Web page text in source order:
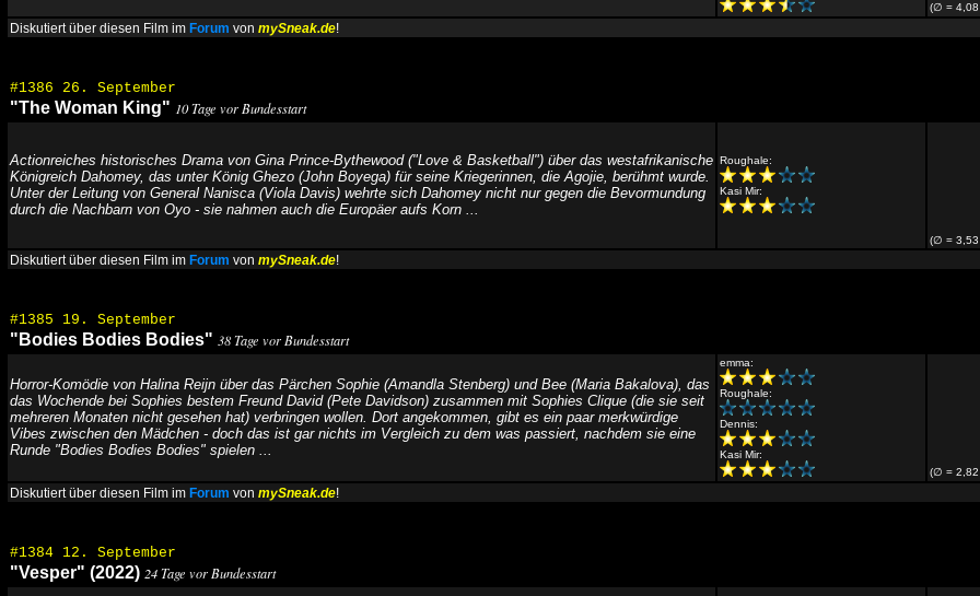
(∅ = 4,08
Diskutiert über diesen Film im Forum von mySneak.de!
#1386 26. September
"The Woman King" 10 Tage vor Bundesstart
Actionreiches historisches Drama von Gina Prince-Bythewood ("Love & Basketball") über das westafrikanische
Königreich Dahomey, das unter König Ghezo (John Boyega) für seine Kriegerinnen, die Agojie, berühmt wurde.
Unter der Leitung von General Nanisca (Viola Davis) wehrte sich Dahomey nicht nur gegen die Bevormundung
durch die Nachbarn von Oyo - sie nahmen auch die Europäer aufs Korn ...
Roughale:
Kasi Mir:
(∅ = 3,53
Diskutiert über diesen Film im Forum von mySneak.de!
#1385 19. September
"Bodies Bodies Bodies" 38 Tage vor Bundesstart
Horror-Komödie von Halina Reijn über das Pärchen Sophie (Amandla Stenberg) und Bee (Maria Bakalova), das
das Wochende bei Sophies bestem Freund David (Pete Davidson) zusammen mit Sophies Clique (die sie seit
mehreren Monaten nicht gesehen hat) verbringen wollen. Dort angekommen, gibt es ein paar merkwürdige
Vibes zwischen den Mädchen - doch das ist gar nichts im Vergleich zu dem was passiert, nachdem sie eine
Runde "Bodies Bodies Bodies" spielen ...
emma:
Roughale:
Dennis:
Kasi Mir:
(∅ = 2,82
Diskutiert über diesen Film im Forum von mySneak.de!
#1384 12. September
"Vesper" (2022) 24 Tage vor Bundesstart